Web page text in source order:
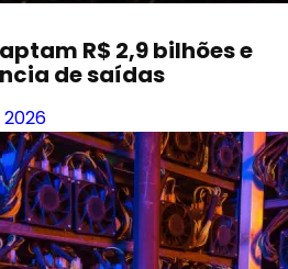
R$ 2,9 bilhões e
de saídas
2026